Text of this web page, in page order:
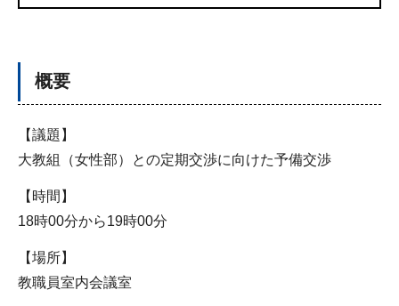
概要
【議題】
大教組（女性部）との定期交渉に向けた予備交渉
【時間】
18時00分から19時00分
【場所】
教職員室内会議室